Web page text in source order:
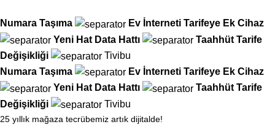
Numara Taşıma Ev İnterneti Tarifeye Ek Cihaz
Yeni Hat Data Hattı Taahhüt Tarife
Değişikliği
Tivibu
Numara Taşıma
Ev İnterneti Tarifeye Ek Cihaz
Yeni Hat Data Hattı Taahhüt Tarife
Değişikliği
Tivibu
25 yıllık mağaza tecrübemiz artık dijitalde!